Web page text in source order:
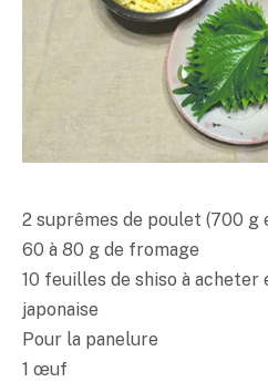
2 suprêmes de poulet (700 g
60 à 80 g de fromage
10 feuilles de shiso à acheter
japonaise
Pour la panelure
1 œuf